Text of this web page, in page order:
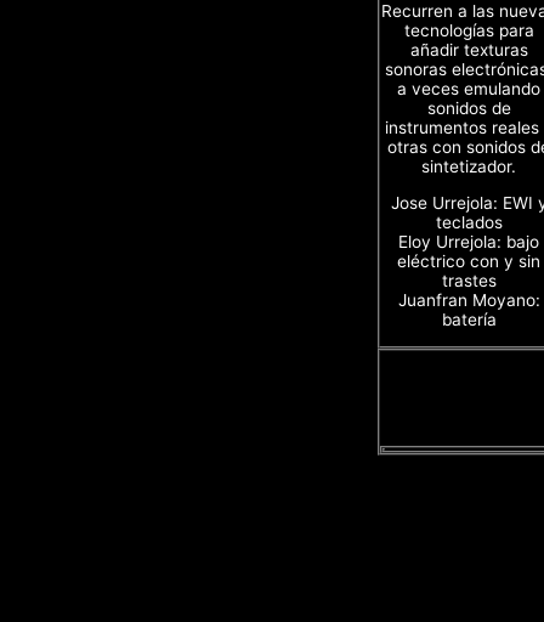
Recurren a las
tecnologías para
añadir texturas
sonoras
a veces emulando
sonidos de
instrumentos reales
otras con sonidos
sintetizador.
Jose Urrejola: EWI
teclados
Eloy Urrejola: bajo
eléctrico con y sin
trastes
Juanfran Moyano:
batería